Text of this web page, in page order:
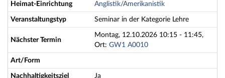
Heimat-Einrichtung Anglistik/Amerikanistik
Veranstaltungstyp Seminar in der Kategorie Lehre
Nächster Termin
Montag, 12.10.2026 10:15 - 11:45,
Ort: GW1 A0010
Art/Form
Nachhaltigkeitsziel Ja